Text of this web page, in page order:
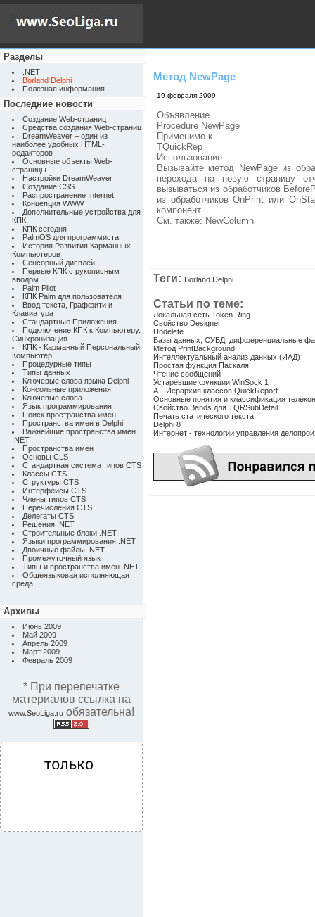
Разделы
.NET
Borland Delphi
Полезная информация
Последние новости
Создание Web-страниц
Средства создания Web-страниц
DreamWeaver – один из
наиболее удобных HTML-
редакторов
Основные объекты Web-
страницы
Настройки DreamWeaver
Создание CSS
Распространение Internet
Концепция WWW
Дополнительные устройства для
КПК
КПК сегодня
PalmOS для программиста
История Развития Карманных
Компьютеров
Сенсорный дисплей
Первые КПК с рукописным
вводом
Palm Pilot
КПК Palm для пользователя
Ввод текста, Граффити и
Клавиатура
Стандартные Приложения
Подключение КПК к Компьютеру.
Синхронизация
КПК - Карманный Персональный
Компьютер
Процедурные типы
Типы данных
Ключевые слова языка Delphi
Консольные приложения
Ключевые слова
Язык программирования
Поиск пространства имен
Пространства имен в Delphi
Важнейшие пространства имен
.NET
Пространства имен
Основы CLS
Стандартная система типов CTS
Классы CTS
Структуры CTS
Интерфейсы CTS
Члены типов CTS
Перечисления CTS
Делегаты CTS
Решения .NET
Строительные блоки .NET
Языки программирования .NET
Двоичные файлы .NET
Промежуточный язык
Типы и пространства имен .NET
Общеязыковая исполняющая
среда
Архивы
Июнь 2009
Май 2009
Апрель 2009
Март 2009
Февраль 2009
* При перепечатке
материалов ссылка на
www.SeoLiga.ru обязательна!
Метод NewPage
19 февраля 2009
Объявление
Procedure NewPage
Применимо к
TQuickRep
Использование
Вызывайте метод NewPage из
перехода на новую страницу
вызываться из обработчиков
из обработчиков OnPrint или
компонент.
См. также: NewColumn
Теги: Borland Delphi
Статьи по теме:
Локальная сеть Token Ring
Свойство Designer
Undelete
Базы данных, СУБД, дифференциальные
Метод PrintBackground
Интеллектуальный анализ данных (ИАД)
Простая функция Паскаля
Чтение сообщений
Устаревшие функции WinSock 1
A – Иерархия классов QuickReport
Основные понятия и классификация
Свойство Bands для TQRSubDetail
Печать статического текста
Delphi 8
Интернет - технологии управления